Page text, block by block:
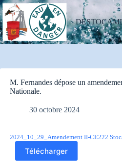
Passer
au
contenu
M. Fernandes dépose un
Nationale.
30 octobre 2024
2024_10_29_Amendement II-CE222
Télécharger